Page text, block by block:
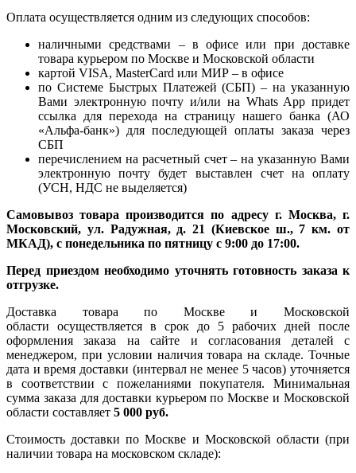
Оплата осуществляется одним из следующих способов:
наличными средствами – в офисе или при доставке
товара курьером по Москве и Московской области
картой VISA, MasterCard или МИР – в офисе
по Системе Быстрых Платежей (СБП) – на указанную
Вами электронную почту и/или на Whats App придет
ссылка для перехода на страницу нашего банка (АО
«Альфа-банк») для последующей оплаты заказа через
СБП
перечислением на расчетный счет – на указанную Вами
электронную почту будет выставлен счет на оплату
(УСН, НДС не выделяется)
Самовывоз товара производится по адресу г. Москва, г.
Московский, ул. Радужная, д. 21 (Киевское ш., 7 км. от
МКАД), с понедельника по пятницу с 9:00 до 17:00.
Перед приездом необходимо уточнять готовность заказа к
отгрузке.
Доставка товара по Москве и Московской
области осуществляется в срок до 5 рабочих дней после
оформления заказа на сайте и согласования деталей с
менеджером, при условии наличия товара на складе. Точные
дата и время доставки (интервал не менее 5 часов) уточняется
в соответствии с пожеланиями покупателя. Минимальная
сумма заказа для доставки курьером по Москве и Московской
области составляет 5 000 руб.
Стоимость доставки по Москве и Московской области (при
наличии товара на московском складе):